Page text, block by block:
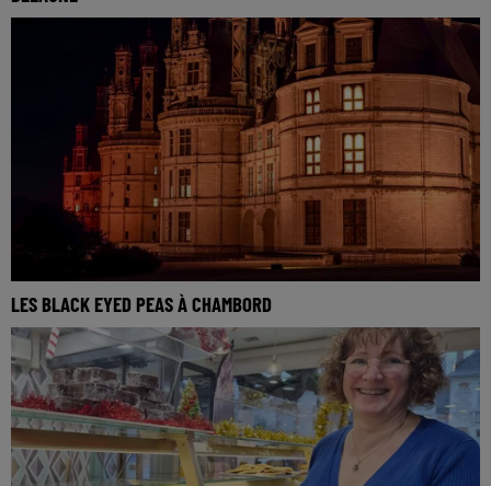
LES BLACK EYED PEAS À CHAMBORD